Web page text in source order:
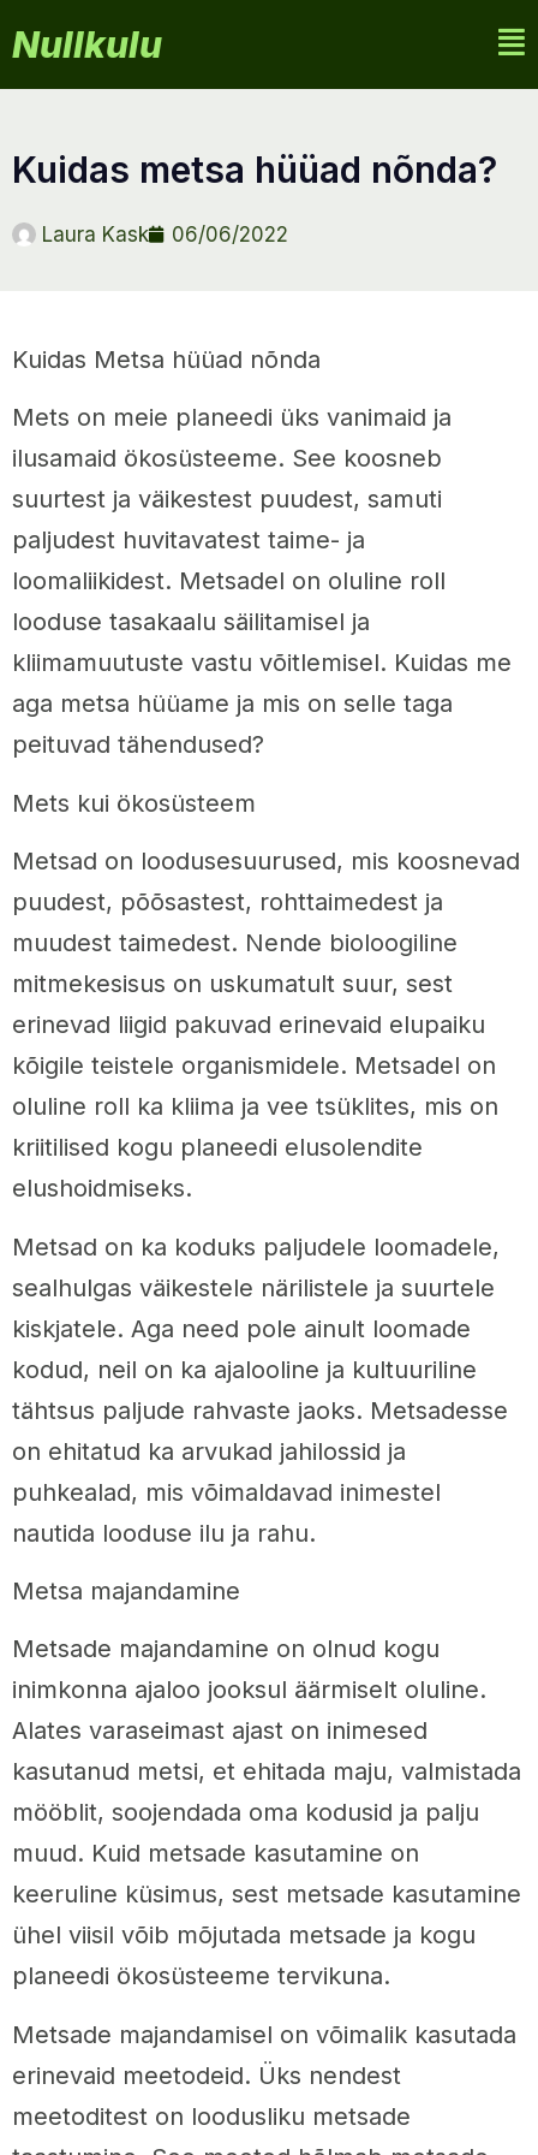
Nullkulu
kuidas metsa hüüad nõnda?
Laura Kask 06/06/2022
Kuidas Metsa hüüad nõnda
Mets on meie planeedi üks vanimaid ja
ilusamaid ökosüsteeme. See koosneb
suurtest ja väikestest puudest, samuti
paljudest huvitavatest taime- ja
loomaliikidest. Metsadel on oluline roll
looduse tasakaalu säilitamisel ja
kliimamuutuste vastu võitlemisel. Kuidas me
aga metsa hüüame ja mis on selle taga
peituvad tähendused?
Mets kui ökosüsteem
Metsad on loodusesuurused, mis koosnevad
puudest, põõsastest, rohttaimedest ja
muudest taimedest. Nende bioloogiline
mitmekesisus on uskumatult suur, sest
erinevad liigid pakuvad erinevaid elupaiku
kõigile teistele organismidele. Metsadel on
oluline roll ka kliima ja vee tsüklites, mis on
kriitilised kogu planeedi elusolendite
elushoidmiseks.
Metsad on ka koduks paljudele loomadele,
sealhulgas väikestele närilistele ja suurtele
kiskjatele. Aga need pole ainult loomade
kodud, neil on ka ajalooline ja kultuuriline
tähtsus paljude rahvaste jaoks. Metsadesse
on ehitatud ka arvukad jahilossid ja
puhkealad, mis võimaldavad inimestel
nautida looduse ilu ja rahu.
Metsa majandamine
Metsade majandamine on olnud kogu
inimkonna ajaloo jooksul äärmiselt oluline.
Alates varaseimast ajast on inimesed
kasutanud metsi, et ehitada maju, valmistada
mööblit, soojendada oma kodusid ja palju
muud. Kuid metsade kasutamine on
keeruline küsimus, sest metsade kasutamine
ühel viisil võib mõjutada metsade ja kogu
planeedi ökosüsteeme tervikuna.
Metsade majandamisel on võimalik kasutada
erinevaid meetodeid. Üks nendest
meetoditest on loodusliku metsade